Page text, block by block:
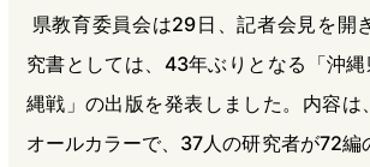
県教育委員会は29日、記者会見を開
究書としては、43年ぶりとなる「沖
縄戦」の出版を発表しました。内容は
オールカラーで、37人の研究者が72編